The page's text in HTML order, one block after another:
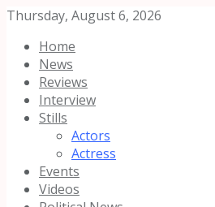
Thursday, August 6, 2026
Home
News
Reviews
Interview
Stills
Actors
Actress
Events
Videos